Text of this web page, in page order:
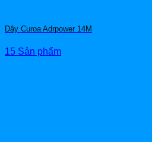
Dây Curoa Adrpower 14M
15 Sản phẩm